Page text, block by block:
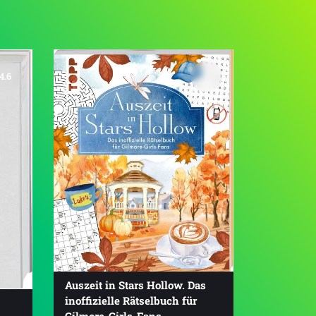
4.6
Auszeit in Stars Hollow. Das
inoffizielle Rätselbuch für